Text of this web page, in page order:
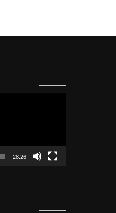
28:26